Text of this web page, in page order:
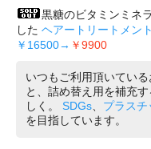
黒糖のビタミンミネ
した ヘアートリートメン
￥16500→ ￥9900
いつもご利用頂いてい
と、詰め替え用を補充
しく。 SDGs プラスチ
を目指しています。